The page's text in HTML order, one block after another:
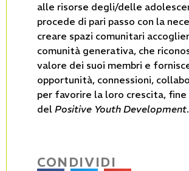
alle risorse degli/delle
procede di pari passo con la
creare spazi comunitari
comunità generativa, che
valore dei suoi membri e
opportunità, connessioni,
per favorire la loro crescita,
del Positive Youth Development.
CONDIVIDI